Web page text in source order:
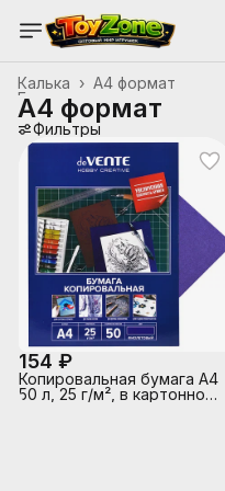
А4 формат
Калька ›
Бумага для акварели,
Канцтовары,
Главная ›
А4 формат
Фильтры
154 ₽
Копировальная бумага A4
50 л, 25 г/м², в картонной